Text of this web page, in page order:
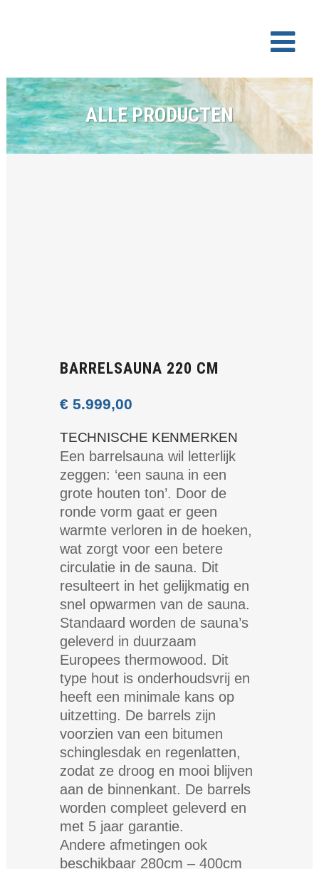
ALLE PRODUCTEN
BARRELSAUNA 220 CM
€ 5.999,00
TECHNISCHE KENMERKEN
Een barrelsauna wil letterlijk
zeggen: ‘een sauna in een
grote houten ton’. Door de
ronde vorm gaat er geen
warmte verloren in de hoeken,
wat zorgt voor een betere
circulatie in de sauna. Dit
resulteert in het gelijkmatig en
snel opwarmen van de sauna.
Standaard worden de sauna’s
geleverd in duurzaam
Europees thermowood. Dit
type hout is onderhoudsvrij en
heeft een minimale kans op
uitzetting. De barrels zijn
voorzien van een bitumen
schinglesdak en regenlatten,
zodat ze droog en mooi blijven
aan de binnenkant. De barrels
worden compleet geleverd en
met 5 jaar garantie.
Andere afmetingen ook
beschikbaar 280cm – 400cm